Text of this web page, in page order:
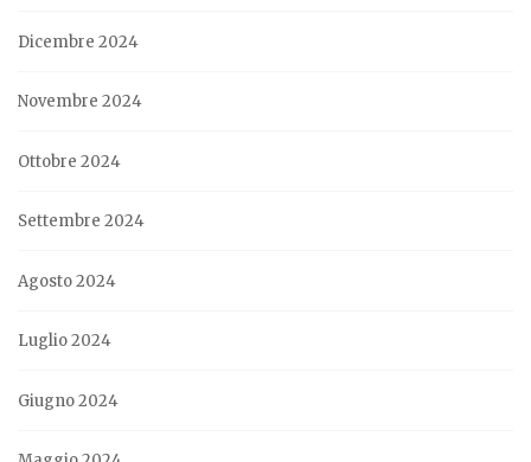
Dicembre 2024
Novembre 2024
Ottobre 2024
Settembre 2024
Agosto 2024
Luglio 2024
Giugno 2024